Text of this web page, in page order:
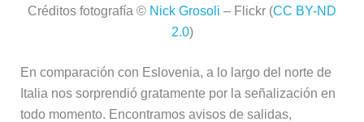
Créditos fotografía © Nick Grosoli – Flickr (CC BY-ND
2.0)
En comparación con Eslovenia, a lo largo del norte de
Italia nos sorprendió gratamente por la señalización en
todo momento. Encontramos avisos de salidas,